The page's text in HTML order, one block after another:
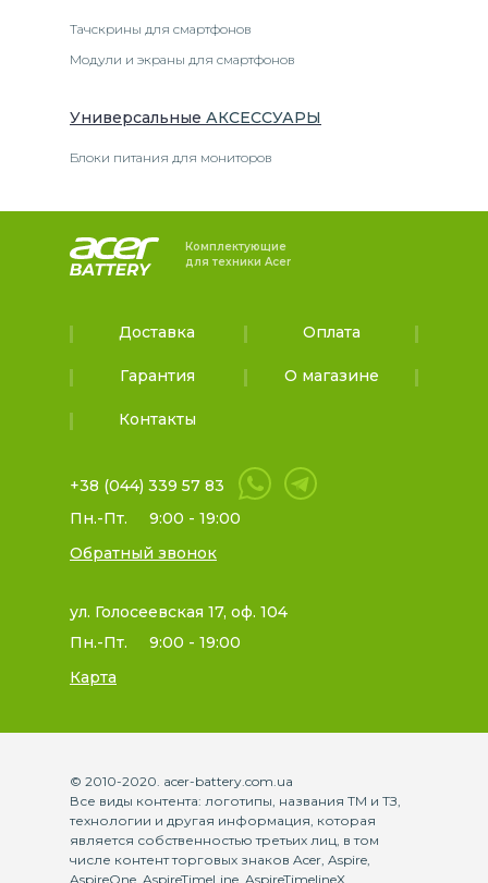
Тачскрины для смартфонов
Модули и экраны для смартфонов
Универсальные АКСЕССУАРЫ
Блоки питания для мониторов
Комплектующие
для техники Acer
Доставка Оплата
Гарантия О магазине
Контакты
+38 (044) 339 57 83
Пн.-Пт.
9:00 - 19:00
Обратный звонок
ул. Голосеевская 17, оф. 104
Пн.-Пт.
9:00 - 19:00
Карта
© 2010-2020. acer-battery.com.ua
Все виды контента: логотипы, названия ТМ и ТЗ,
технологии и другая информация, которая
является собственностью третьих лиц, в том
числе контент торговых знаков Acer, Aspire,
AspireOne, AspireTimeLine, AspireTimelineX,